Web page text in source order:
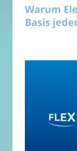
Warum
Basis